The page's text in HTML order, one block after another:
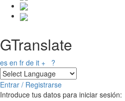
GTranslate
es en fr de it + ?
Entrar / Registrarse
Introduce tus datos para iniciar sesión: